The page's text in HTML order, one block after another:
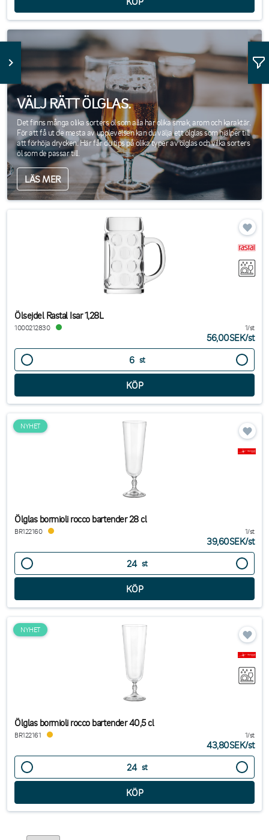
VÄLJ RÄTT ÖLGLAS.
Det finns många olika sorters öl som alla har olika smak, arom och karaktär.
För att få ut de mesta av upplevelsen kan du välja ett ölglas som hjälper till
att förhöja drycken. Här får du tips på olika typer av ölglas och vilka sorters
öl som de passar till.
LÄS MER
Ölsejdel Rastal Isar 1,28L
1000212830 1/st
56,00SEK/st
st
NYHET
Ölglas bormioli rocco bartender 28 cl
BR122160 1/st
39,60SEK/st
st
NYHET
Ölglas bormioli rocco bartender 40,5 cl
BR122161 1/st
43,80SEK/st
st